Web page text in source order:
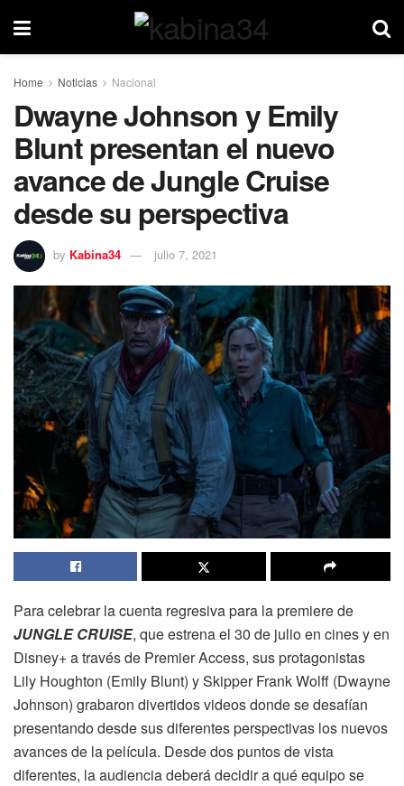
Home Noticias Nacional
Dwayne Johnson y Emily
Blunt presentan el nuevo
avance de Jungle Cruise
desde su perspectiva
by Kabina34 julio 7, 2021
Para celebrar la cuenta regresiva para la premiere de
JUNGLE CRUISE, que estrena el 30 de julio en cines y en
Disney+ a través de Premier Access, sus protagonistas
Lily Houghton (Emily Blunt) y Skipper Frank Wolff (Dwayne
Johnson) grabaron divertidos videos donde se desafían
presentando desde sus diferentes perspectivas los nuevos
avances de la película. Desde dos puntos de vista
diferentes, la audiencia deberá decidir a qué equipo se